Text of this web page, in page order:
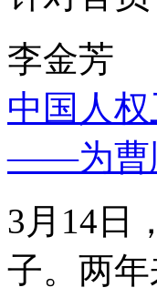
李金芳
中国人
——为曹
3月14日
子。两